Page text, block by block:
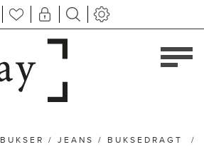
BUKSER / JEANS / BUKSEDRAGT /